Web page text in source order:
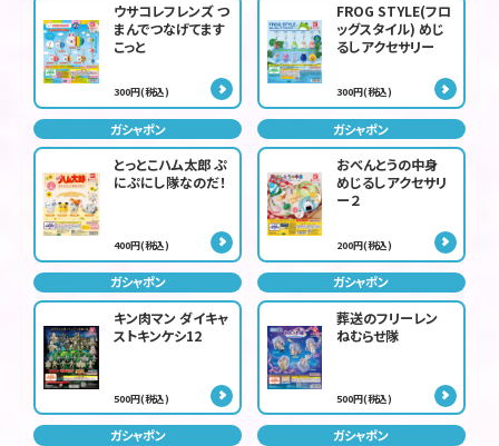
ウサコレフレンズ つ
まんでつなげてます
こっと
300円(税込)
FROG STYLE(フロ
ッグスタイル) めじ
るしアクセサリー
300円(税込)
ガシャポン
とっとこハム太郎 ぷ
にぷにし隊なのだ！
400円(税込)
ガシャポン
おべんとうの中身
めじるしアクセサリ
ー２
200円(税込)
ガシャポン
キン肉マン ダイキャ
ストキンケシ12
500円(税込)
ガシャポン
葬送のフリーレン
ねむらせ隊
500円(税込)
ガシャポン ガシャポン